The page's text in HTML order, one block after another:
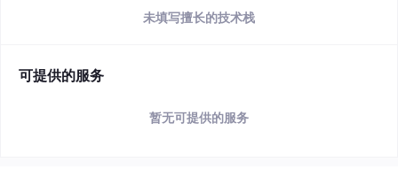
未填写擅长的技术栈
可提供的服务
暂无可提供的服务